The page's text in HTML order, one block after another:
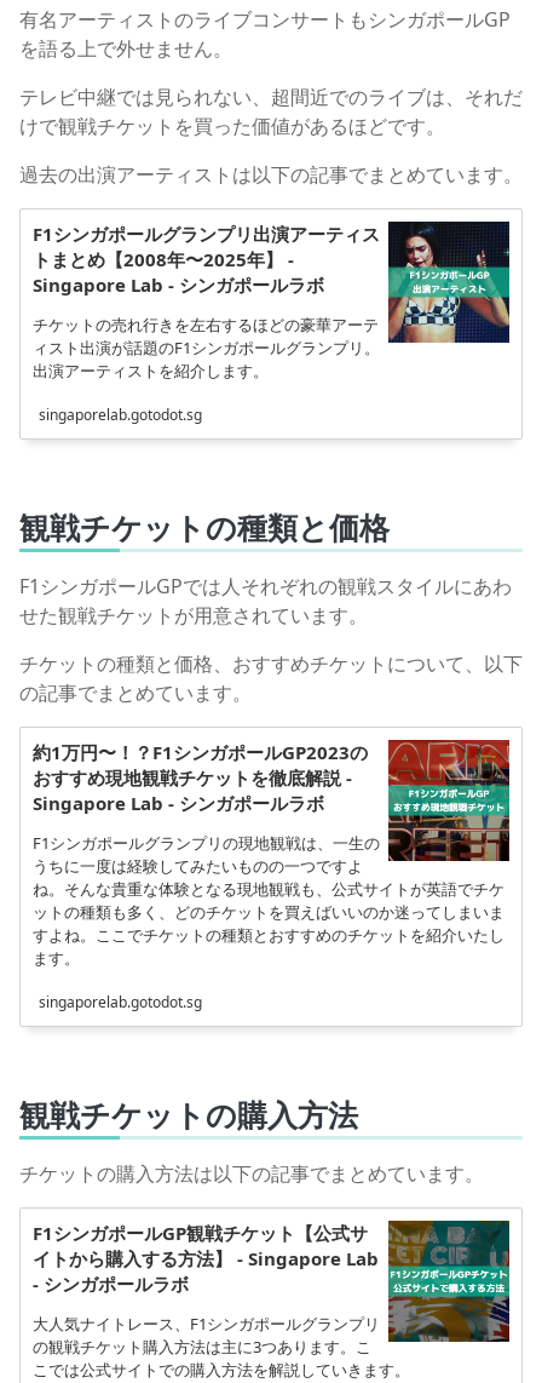
有名アーティストのライブコンサートもシンガポールGP
を語る上で外せません。
テレビ中継では見られない、超間近でのライブは、それだ
けで観戦チケットを買った価値があるほどです。
過去の出演アーティストは以下の記事でまとめています。
F1シンガポールグランプリ出演アーティス
トまとめ【2008年〜2025年】 -
Singapore Lab - シンガポールラボ
チケットの売れ行きを左右するほどの豪華アーテ
ィスト出演が話題のF1シンガポールグランプリ。
出演アーティストを紹介します。
singaporelab.gotodot.sg
観戦チケットの種類と価格
F1シンガポールGPでは人それぞれの観戦スタイルにあわ
せた観戦チケットが用意されています。
チケットの種類と価格、おすすめチケットについて、以下
の記事でまとめています。
約1万円〜！？F1シンガポールGP2023の
おすすめ現地観戦チケットを徹底解説 -
Singapore Lab - シンガポールラボ
F1シンガポールグランプリの現地観戦は、一生の
うちに一度は経験してみたいものの一つですよ
ね。そんな貴重な体験となる現地観戦も、公式サイトが英語でチケ
ットの種類も多く、どのチケットを買えばいいのか迷ってしまいま
すよね。ここでチケットの種類とおすすめのチケットを紹介いたし
ます。
singaporelab.gotodot.sg
観戦チケットの購入方法
チケットの購入方法は以下の記事でまとめています。
F1シンガポールGP観戦チケット【公式サ
イトから購入する方法】 - Singapore Lab
- シンガポールラボ
大人気ナイトレース、F1シンガポールグランプリ
の観戦チケット購入方法は主に3つあります。こ
こでは公式サイトでの購入方法を解説していきます。